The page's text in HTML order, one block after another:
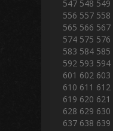
547 548 549
556 557 558
565 566 567
574 575 576
583 584 585
592 593 594
601 602 603
610 611 612
619 620 621
628 629 630
637 638 639